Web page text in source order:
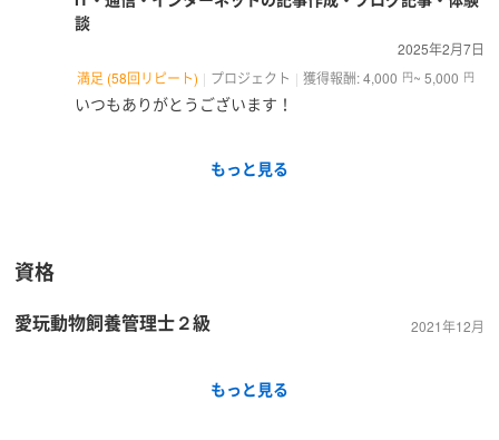
談
2025年2月7日
満足 (58回リピート)
プロジェクト 獲得報酬: 4,000 円~ 5,000 円
いつもありがとうございます！
もっと見る
資格
愛玩動物飼養管理士２級 2021年12月
もっと見る